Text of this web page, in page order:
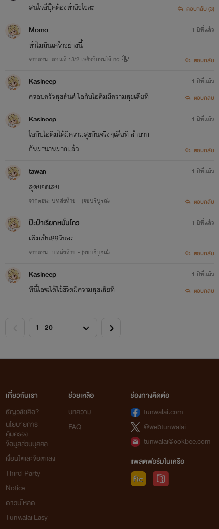
สนใจอีบุ๊คต้องทำยังไงคะ
ตอบกลับ (3)
Momo
ทำไมมันเศร้าอย่างนี้
จากตอน: ตอนที่ 13/2 เสร็จอีกจนได้ nc 🔞
1 ปีที่แล้ว
ตอบกลับ
Kasineep
ครอบครัวสุขสันต์ ไอกับไอติมมีความสุขเสียที
1 ปีที่แล้ว
ตอบกลับ
Kasineep
ไอกับไอติมได้มีความสุขกันจริงๆเสียที ลำบาก
กันมานานมากแล้ว
1 ปีที่แล้ว
ตอบกลับ
tawan
สุดยอดเลย
จากตอน: บทส่งท้าย - (จบบริบูรณ์)
1 ปีที่แล้ว
ตอบกลับ
ป๊ะป๋าเรียกหมั่นโถว
เพิ่มเป็น89วันละ
จากตอน: บทส่งท้าย - (จบบริบูรณ์)
1 ปีที่แล้ว
ตอบกลับ
Kasineep
ทีนี้ไอจะได้ใช้ชีวิตมีความสุขเสียที
1 ปีที่แล้ว
ตอบกลับ
เกี่ยวกับเรา
ธัญวลัยคือ?
นโยบายการ
คุ้มครอง
ข้อมูลส่วนบุคคล
เงื่อนไขและข้อตกลง
Third-Party
Notice
ดาวน์โหลด
Tunwalai Easy
ช่วยเหลือ
บทความ
FAQ
ช่องทางติดต่อ
tunwalai.com
@webtunwalai
tunwalai@ookbee.com
แพลตฟอร์มในเครือ